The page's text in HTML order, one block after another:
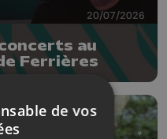
20/07/2026
au
Ferrières
de vos